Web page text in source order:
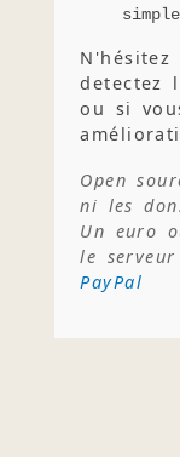
detectez
ou si
Open
ni les
Un euro
le
PayPal